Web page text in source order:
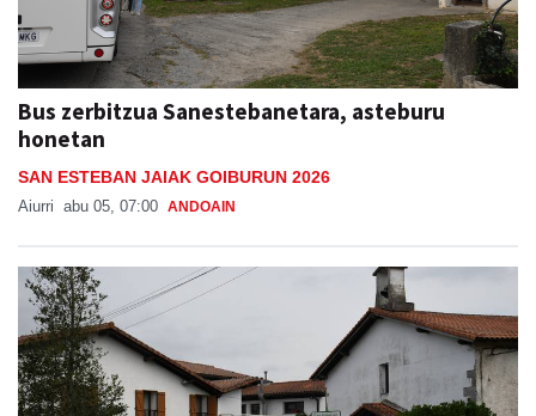
Bus zerbitzua Sanestebanetara, asteburu
honetan
SAN ESTEBAN JAIAK GOIBURUN 2026
Aiurri abu 05, 07:00 ANDOAIN